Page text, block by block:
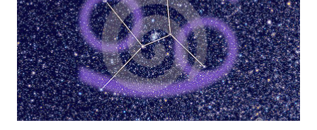
su alrededor. El Sol como regente, significa que la fuerza
por signo y aspectos tendrán una importancia mayúscula, y
nos servirán de referencia para explicar las motivaciones y
comportamientos del individuo. El ascendente en leo,
pertenece ...